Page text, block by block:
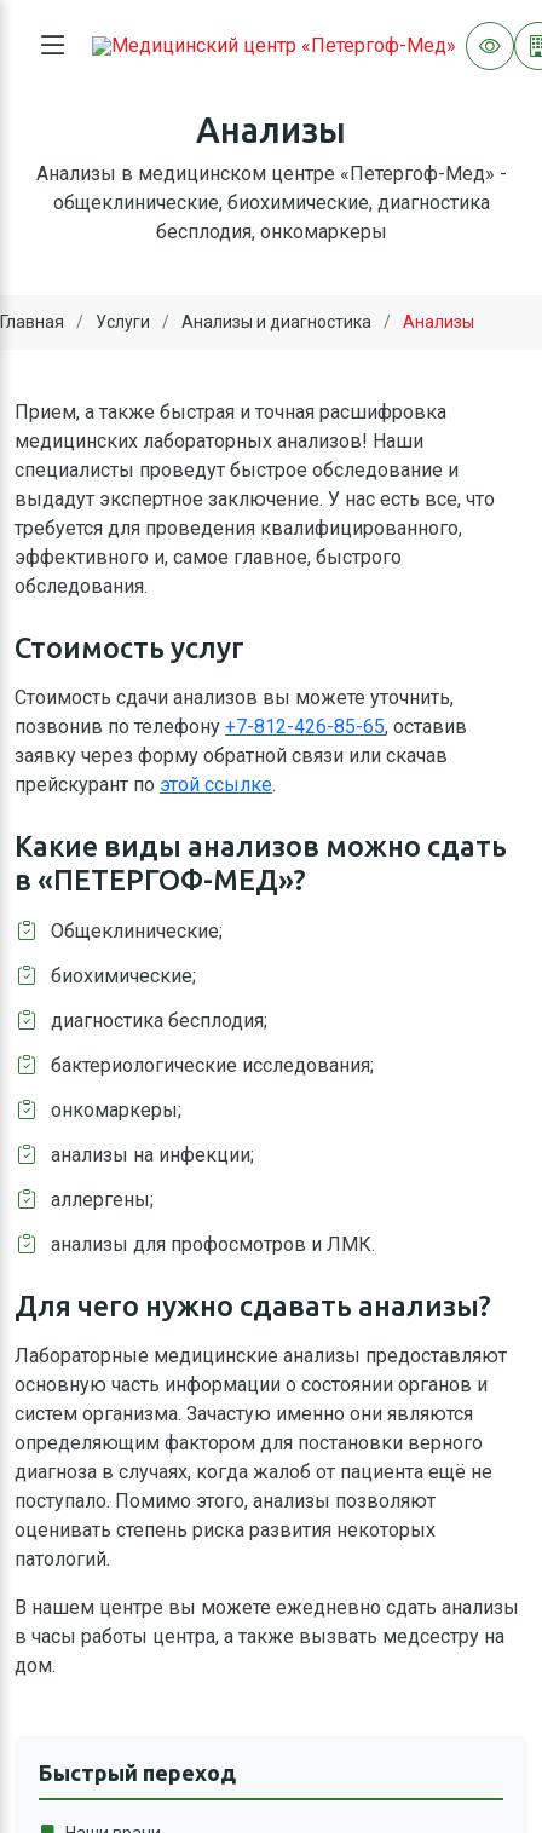
Анализы
Анализы в медицинском центре «Петергоф-Мед» -
общеклинические, биохимические, диагностика
бесплодия, онкомаркеры
Главная Услуги Анализы и диагностика Анализы
Прием, а также быстрая и точная расшифровка
медицинских лабораторных анализов! Наши
специалисты проведут быстрое обследование и
выдадут экспертное заключение. У нас есть все, что
требуется для проведения квалифицированного,
эффективного и, самое главное, быстрого
обследования.
Стоимость услуг
Стоимость сдачи анализов вы можете уточнить,
позвонив по телефону +7-812-426-85-65, оставив
заявку через форму обратной связи или скачав
прейскурант по этой ссылке.
Какие виды анализов можно сдать
в «ПЕТЕРГОФ-МЕД»?
Общеклинические;
биохимические;
диагностика бесплодия;
бактериологические исследования;
онкомаркеры;
анализы на инфекции;
аллергены;
анализы для профосмотров и ЛМК.
Для чего нужно сдавать анализы?
Лабораторные медицинские анализы предоставляют
основную часть информации о состоянии органов и
систем организма. Зачастую именно они являются
определяющим фактором для постановки верного
диагноза в случаях, когда жалоб от пациента ещё не
поступало. Помимо этого, анализы позволяют
оценивать степень риска развития некоторых
патологий.
В нашем центре вы можете ежедневно сдать анализы
в часы работы центра, а также вызвать медсестру на
дом.
Быстрый переход